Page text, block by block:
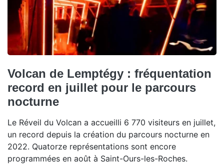
Volcan de Lemptégy : fréquentation
record en juillet pour le parcours
nocturne
Le Réveil du Volcan a accueilli 6 770 visiteurs en juillet,
un record depuis la création du parcours nocturne en
2022. Quatorze représentations sont encore
programmées en août à Saint-Ours-les-Roches.